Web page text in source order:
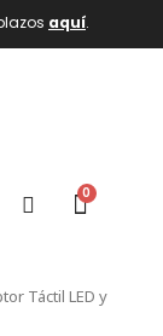
aquí.
Táctil LED y